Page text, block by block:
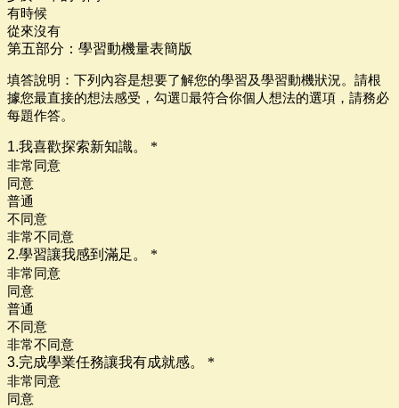
有時候
從來沒有
第五部分：學習動機量表簡版
填答說明：下列內容是想要了解您的學習及學習動機狀況。 請根
據您最直接的想法感受，勾選最符合你個人想法的選項，請務必
每題作答。
1.我喜歡探索新知識。 *
非常同意
同意
普通
不同意
非常不同意
2.學習讓我感到滿足。 *
非常同意
同意
普通
不同意
非常不同意
3.完成學業任務讓我有成就感。 *
非常同意
同意